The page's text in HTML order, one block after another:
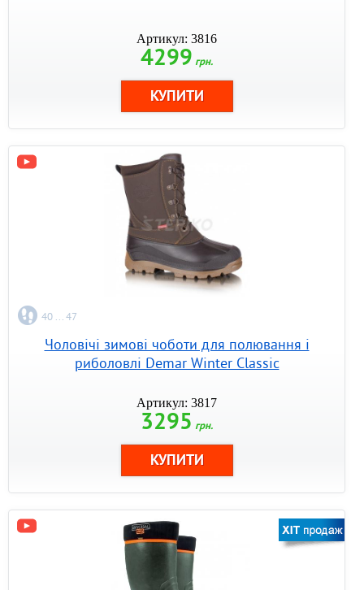
Артикул: 3816
4299 грн.
40 ... 47
Чоловічі зимові чоботи для полювання і
риболовлі Demar Winter Classic
Артикул: 3817
3295 грн.